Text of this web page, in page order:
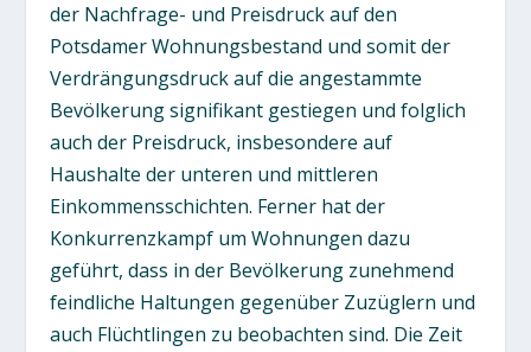
der Nachfrage- und Preisdruck auf den
Potsdamer Wohnungsbestand und somit der
Verdrängungsdruck auf die angestammte
Bevölkerung signifikant gestiegen und folglich
auch der Preisdruck, insbesondere auf
Haushalte der unteren und mittleren
Einkommensschichten. Ferner hat der
Konkurrenzkampf um Wohnungen dazu
geführt, dass in der Bevölkerung zunehmend
feindliche Haltungen gegenüber Zuzüglern und
auch Flüchtlingen zu beobachten sind. Die Zeit